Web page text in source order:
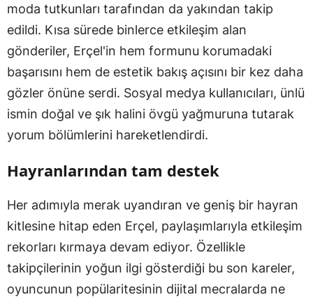
moda tutkunları tarafından da yakından takip
edildi. Kısa sürede binlerce etkileşim alan
gönderiler, Erçel'in hem formunu korumadaki
başarısını hem de estetik bakış açısını bir kez daha
gözler önüne serdi. Sosyal medya kullanıcıları, ünlü
ismin doğal ve şık halini övgü yağmuruna tutarak
yorum bölümlerini hareketlendirdi.
Hayranlarından tam destek
Her adımıyla merak uyandıran ve geniş bir hayran
kitlesine hitap eden Erçel, paylaşımlarıyla etkileşim
rekorları kırmaya devam ediyor. Özellikle
takipçilerinin yoğun ilgi gösterdiği bu son kareler,
oyuncunun popülaritesinin dijital mecralarda ne